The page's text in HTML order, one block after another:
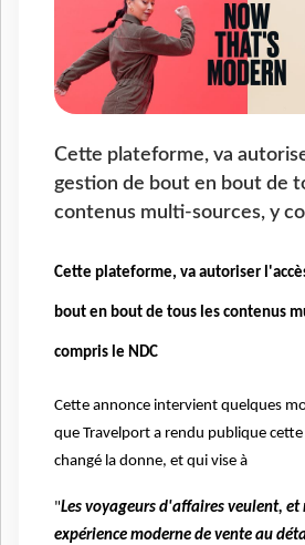
Cette plateforme, va
gestion de bout en bout de
contenus multi-sources, y
Cette plateforme, va autoriser
bout en bout de tous les contenus
compris le NDC
Cette annonce intervient quelques
que Travelport a rendu publique
changé la donne, et qui vise à
"Les voyageurs d'affaires veulent,
expérience moderne de vente au